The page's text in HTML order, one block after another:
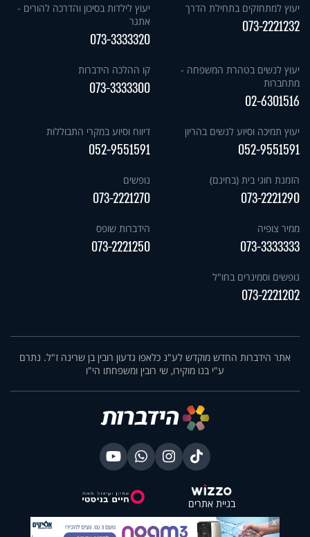
יעוץ למתחזקים בתחילת הדרך
073-2221232
יעוץ לילדות בסיכון והדרכה להורים -
אתגר
073-3333320
יעוץ לנשים בטהרת המשפחה -
מתחברות
02-6301516
קו ההלכה הידברות
073-3333300
יעוץ תמיכה וסיוע לנשים בהריון
052-9551591
דיווח וסיוע במקרי התבוללות
052-9551591
הזמנת חוגי בית (בחינם)
073-2221290
נופשים
073-2221270
ממיר צופיה
073-3333333
הידברות שופס
073-2221250
נופשים וסמינרים בחו"ל
073-2221202
אתר הידברות החדש מוקדש לע"נ כלאפו גדעון רובין בן שרינה ז"ל. נתרם
ע"י בנו מוקירו, שי רובין ומשפחתו הי"ו
בניית אתרים
X